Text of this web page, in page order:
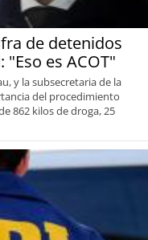
de detenidos
es ACOT"
y la subsecretaria de la
del procedimiento
862 kilos de droga, 25